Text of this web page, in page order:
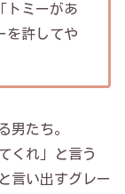
トミーがあ
を許してや
男たち。
くれ」と言う
言い出すグレー